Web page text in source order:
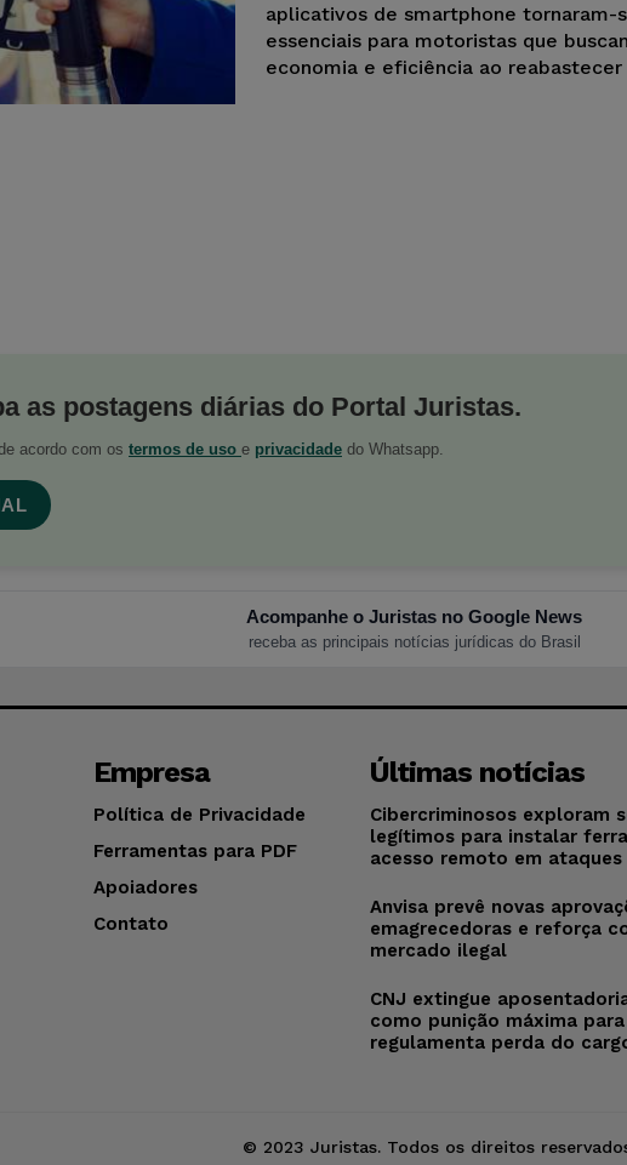
aplicativos de smartphone tornaram-
essenciais para motoristas que
economia e eficiência ao reabastecer
as postagens diárias do Portal Juristas.
acordo com os termos de uso e privacidade do Whatsapp.
Acompanhe o Juristas no Google News
receba as principais notícias jurídicas do Brasil
Empresa
Política de Privacidade
Ferramentas para PDF
Apoiadores
Contato
Últimas notícias
Cibercriminosos exploram
legítimos para instalar
acesso remoto em
Anvisa prevê novas
emagrecedoras e reforça
mercado ilegal
CNJ extingue
como punição máxima
regulamenta perda do
© 2023 Juristas. Todos os direitos